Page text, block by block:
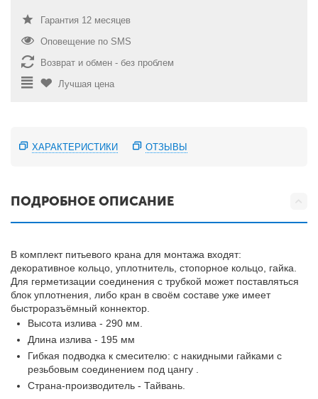
Гарантия 12 месяцев
Оповещение по SMS
Возврат и обмен - без проблем
Лучшая цена
ХАРАКТЕРИСТИКИ ОТЗЫВЫ
ПОДРОБНОЕ ОПИСАНИЕ
В комплект питьевого крана для монтажа входят:
декоративное кольцо, уплотнитель, стопорное кольцо, гайка.
Для герметизации соединения с трубкой может поставляться
блок уплотнения, либо кран в своём составе уже имеет
быстроразъёмный коннектор.
Высота излива - 290 мм.
Длина излива - 195 мм
Гибкая подводка к смесителю: с накидными гайками с
резьбовым соединением под цангу .
Страна-производитель - Тайвань.